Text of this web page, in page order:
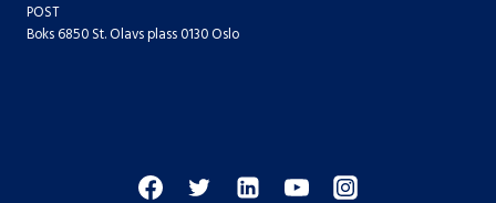
POST
Boks 6850 St. Olavs plass 0130 Oslo